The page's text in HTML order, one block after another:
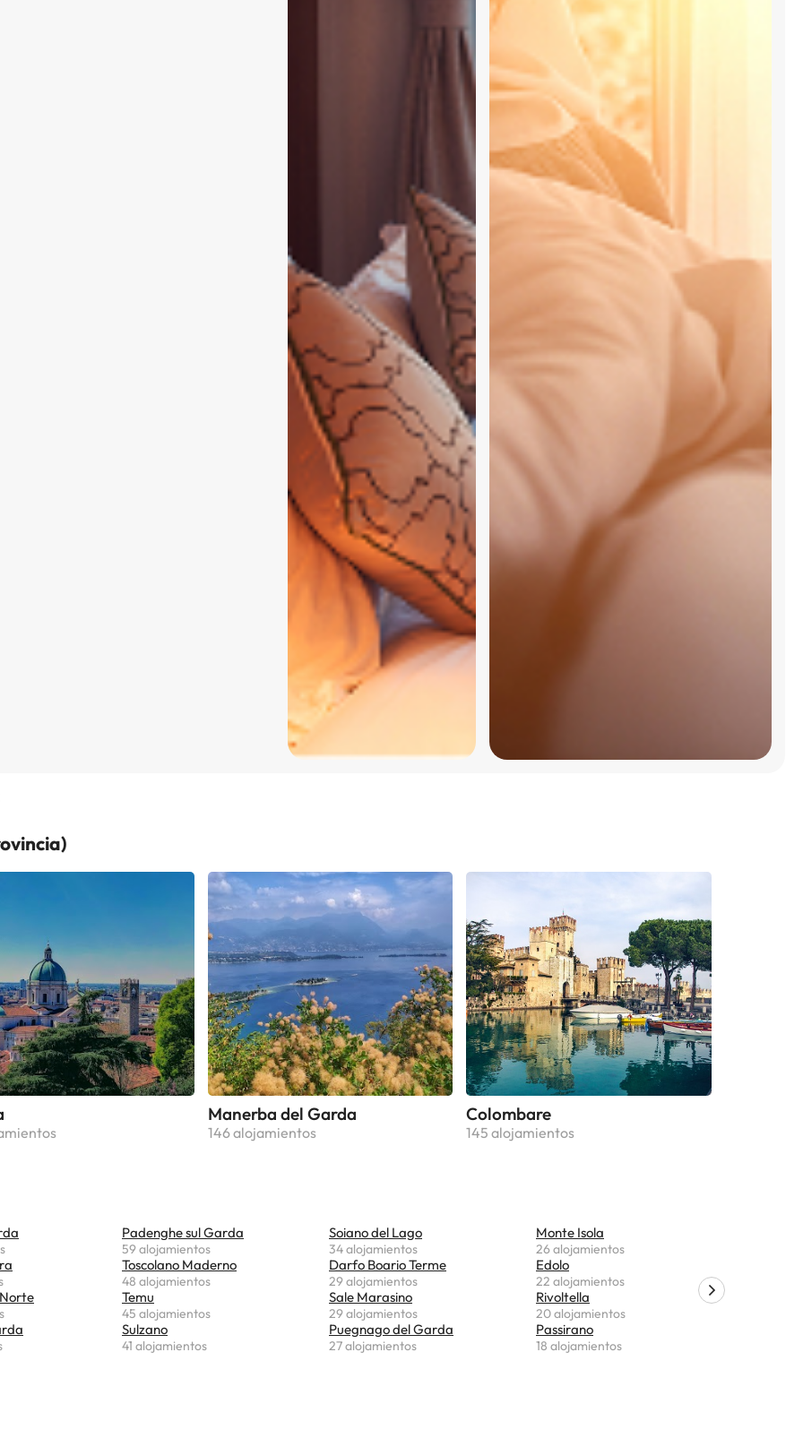
Manerba del Garda
146 alojamientos
Colombare
145 alojamientos
Padenghe sul Garda
59 alojamientos
Toscolano Maderno
48 alojamientos
Temu
45 alojamientos
Sulzano
41 alojamientos
Soiano del Lago
34 alojamientos
Darfo Boario Terme
29 alojamientos
Sale Marasino
29 alojamientos
Puegnago del Garda
27 alojamientos
Monte Isola
26 alojamientos
Edolo
22 alojamientos
Rivoltella
20 alojamientos
Passirano
18 alojamientos